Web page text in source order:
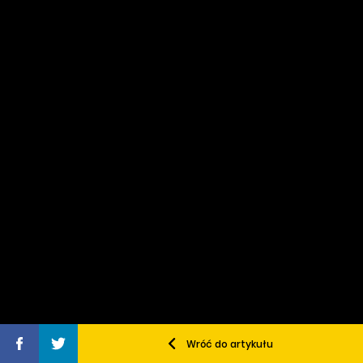
Wróć do artykułu